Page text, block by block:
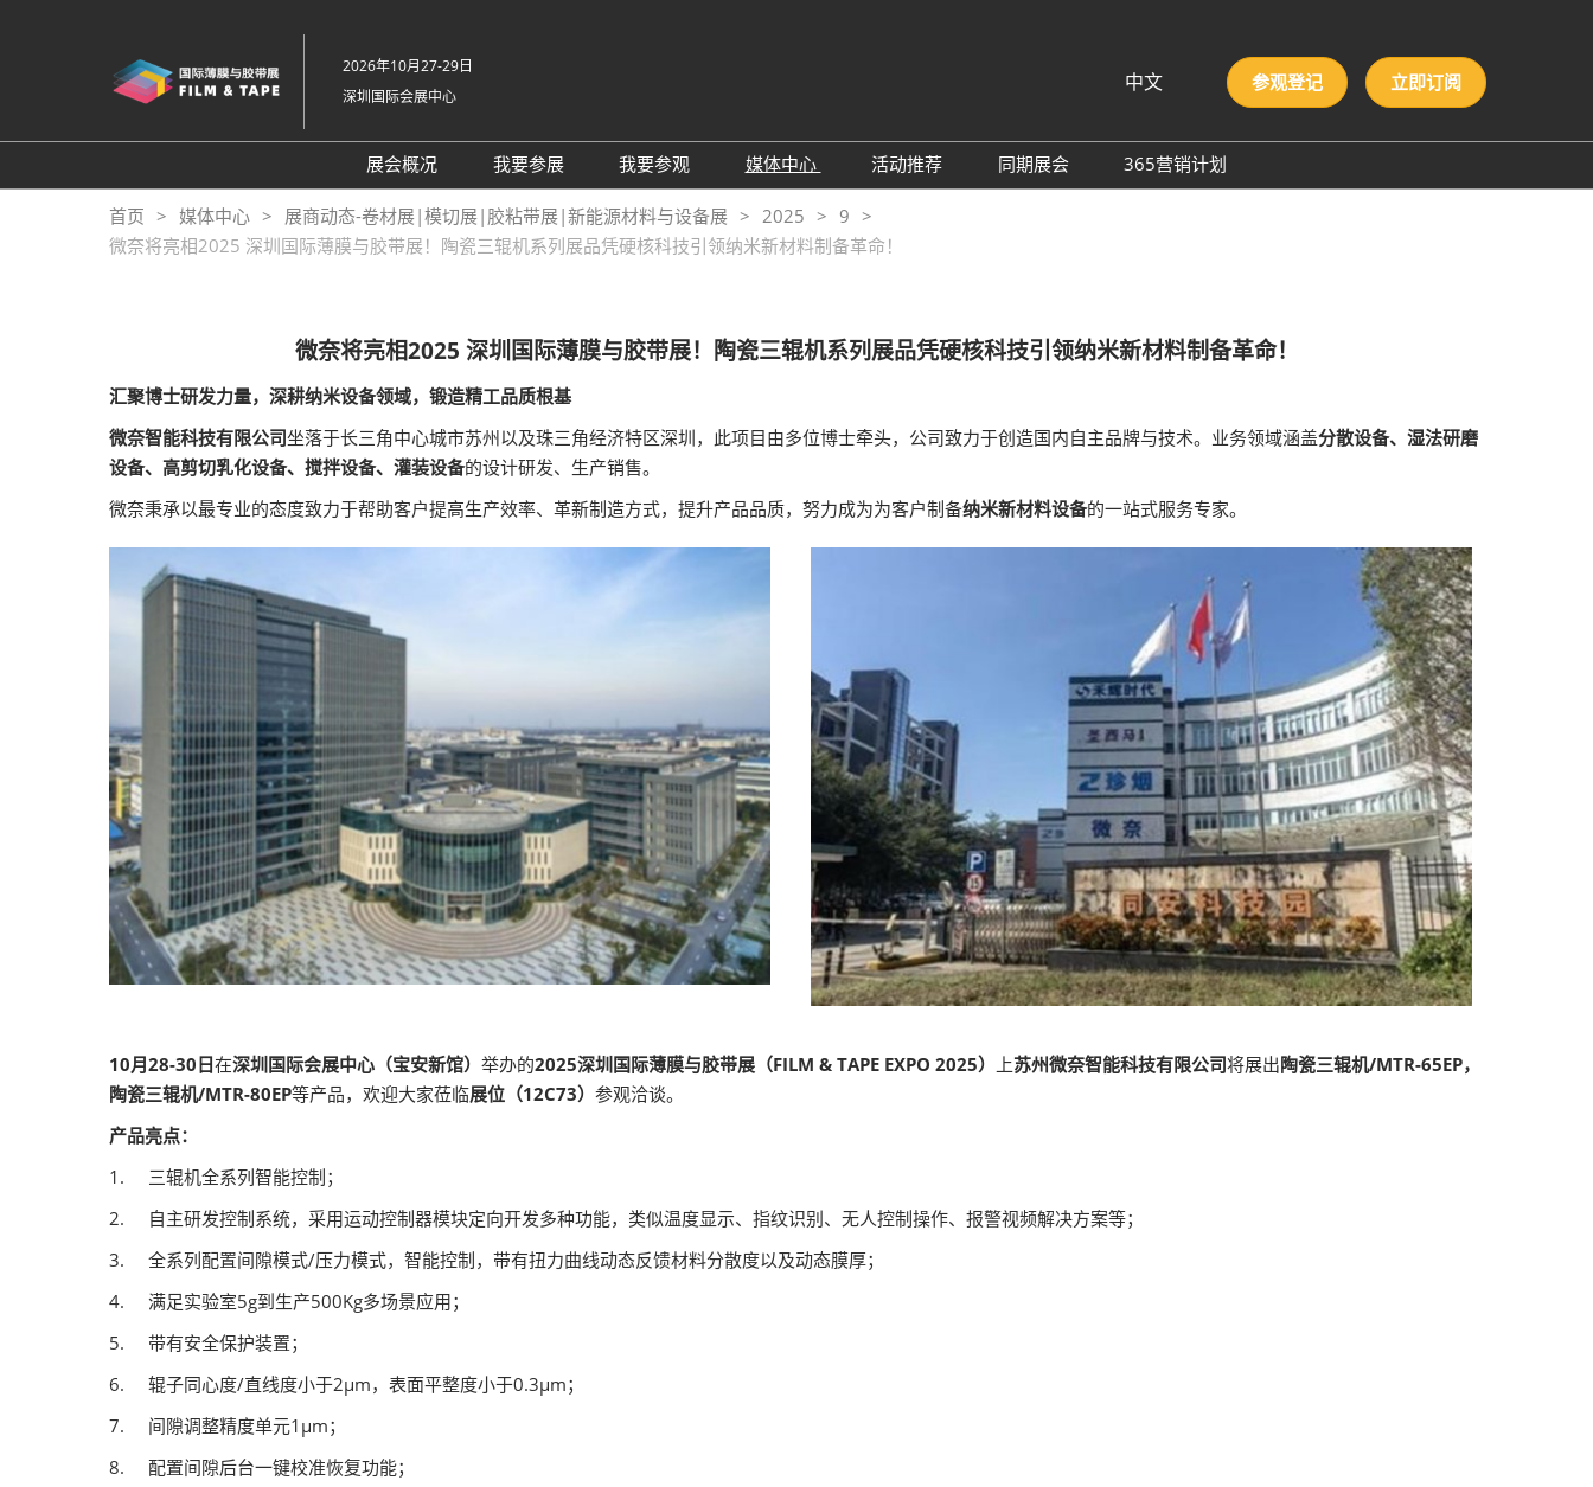
跳
转
容
2026年10月27-29日
深圳国际会展中心
中文
English
한국인
参观登记 立即订阅
展会概况
展会概况
展品范围
特色展区
常见问题解答
展馆平面图
我要参展
展位预定
展商评语
励展通APP
商贸配对
我要参观
参观预登记
特邀贵宾
推荐展商
媒体中心
行业新闻
展会新闻
合作媒体
活动推荐
同期展会
国际新材料新工艺及色彩展
365营销计划
首页 媒体中心 展商动态-卷材展|模切展|胶粘带展|新能源材料与设备展 2025
9
微奈将亮相2025 深圳国际薄膜与胶带展！陶瓷三辊机系列展品凭硬核科技引领纳米新材料制备革命！
微奈将亮相2025 深圳国际薄膜与胶带展！陶瓷三辊机系列展品凭硬核科技引领纳米新材料制备革命！
汇聚博士研发力量，深耕纳米设备领域，锻造精工品质根基
微奈智能科技有限公司坐落于长三角中心城市苏州以及珠三角经济特区深圳，此项目由多位博士牵头，公司致力于创造国内自主品牌与技术。业务领域涵盖分散设备、湿法研磨
设备、高剪切乳化设备、搅拌设备、灌装设备的设计研发、生产销售。
微奈秉承以最专业的态度致力于帮助客户提高生产效率、革新制造方式，提升产品品质，努力成为为客户制备纳米新材料设备的一站式服务专家。
10月28-30日在深圳国际会展中心（宝安新馆） 举办的2025深圳国际薄膜与胶带展（FILM & TAPE EXPO 2025） 上苏州微奈智能科技有限公司将展出陶瓷三辊机/MTR-65EP，
陶瓷三辊机/MTR-80EP等产品，欢迎大家莅临展位（12C73） 参观洽谈。
产品亮点：
1. 三辊机全系列智能控制；
2. 自主研发控制系统，采用运动控制器模块定向开发多种功能，类似温度显示、指纹识别、无人控制操作、报警视频解决方案等；
3. 全系列配置间隙模式/压力模式，智能控制，带有扭力曲线动态反馈材料分散度以及动态膜厚；
4. 满足实验室5g到生产500Kg多场景应用；
5. 带有安全保护装置；
6. 辊子同心度/直线度小于2μm，表面平整度小于0.3μm；
7. 间隙调整精度单元1μm；
8. 配置间隙后台一键校准恢复功能；